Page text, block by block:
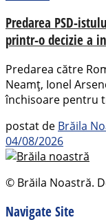
Predarea PSD-
printr-o decizie a
Predarea către
Neamț, Ionel
închisoare pentru
postat de Brăila
04/08/2026
© Brăila Noastră.
Navigate Site